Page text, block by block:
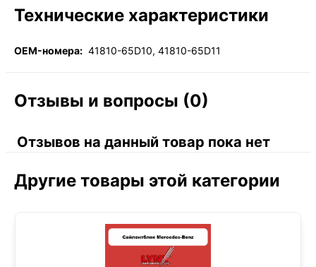
Технические характеристики
OEM-номера: 41810-65D10, 41810-65D11
Отзывы и вопросы (0)
Отзывов на данный товар пока нет
Другие товары этой категории